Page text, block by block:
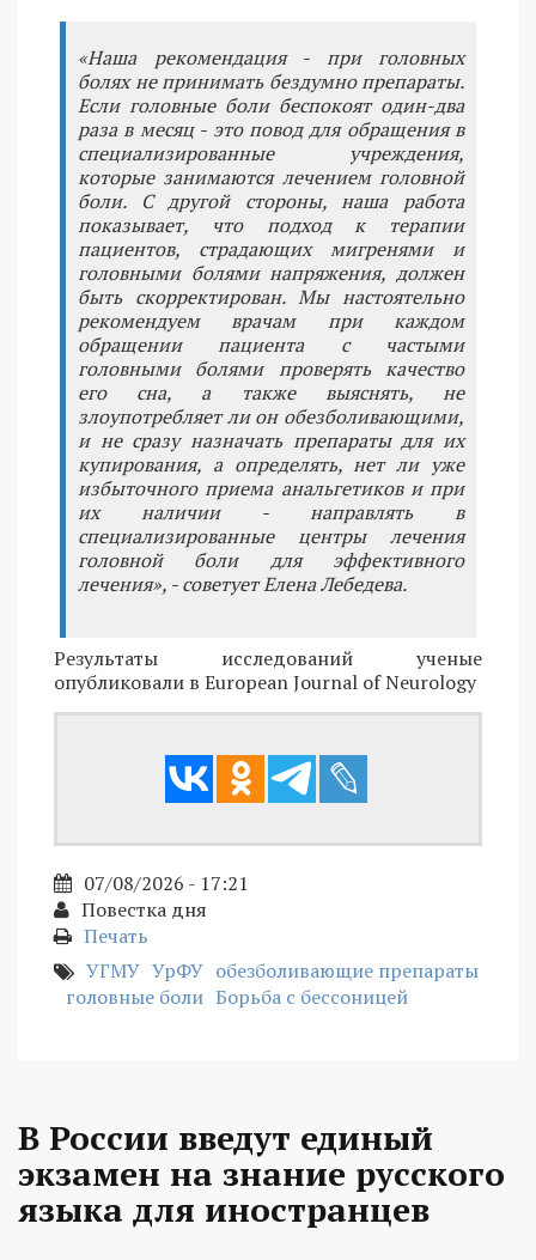
«Наша рекомендация - при головных
болях не принимать бездумно препараты.
Если головные боли беспокоят один-два
раза в месяц - это повод для обращения в
специализированные учреждения,
которые занимаются лечением головной
боли. С другой стороны, наша работа
показывает, что подход к терапии
пациентов, страдающих мигренями и
головными болями напряжения, должен
быть скорректирован. Мы настоятельно
рекомендуем врачам при каждом
обращении пациента с частыми
головными болями проверять качество
его сна, а также выяснять, не
злоупотребляет ли он обезболивающими,
и не сразу назначать препараты для их
купирования, а определять, нет ли уже
избыточного приема анальгетиков и при
их наличии - направлять в
специализированные центры лечения
головной боли для эффективного
лечения», - советует Елена Лебедева.
Результаты исследований ученые
опубликовали в European Journal of Neurology
07/08/2026 - 17:21
Повестка дня
Печать
УГМУ УрФУ обезболивающие препараты
головные боли Борьба с бессоницей
В России введут единый
экзамен на знание русского
языка для иностранцев